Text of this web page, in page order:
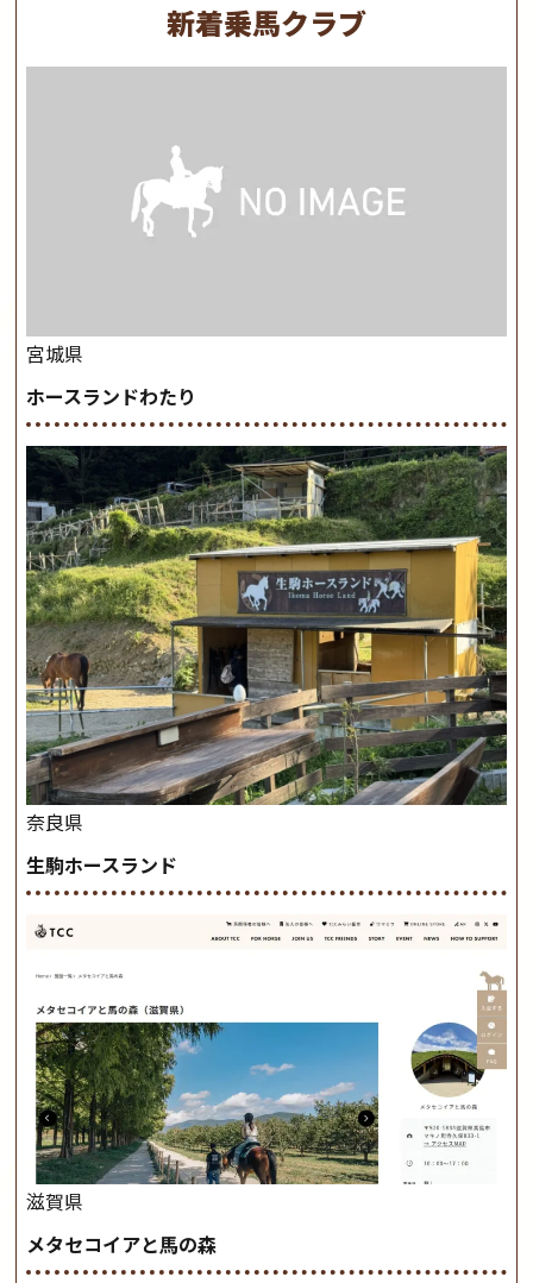
新着乗馬クラブ
宮城県
ホースランドわたり
奈良県
生駒ホースランド
滋賀県
メタセコイアと馬の森